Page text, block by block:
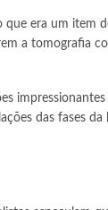
era um item
a tomografia
das fases